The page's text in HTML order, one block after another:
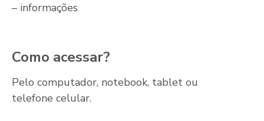
– informações
Como acessar?
Pelo computador, notebook, tablet ou
telefone celular.